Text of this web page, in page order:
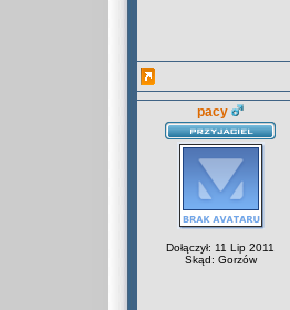
pacy
Dołączył: 11 Lip 2011
Skąd: Gorzów